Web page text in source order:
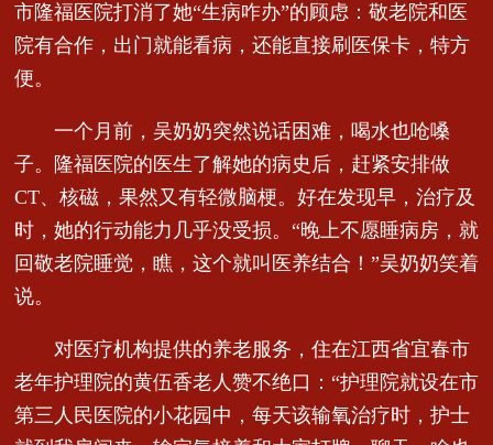
市隆福医院打消了她“生病咋办”的顾虑：敬老院和医
院有合作，出门就能看病，还能直接刷医保卡，特方
便。
一个月前，吴奶奶突然说话困难，喝水也呛嗓
子。隆福医院的医生了解她的病史后，赶紧安排做
CT、核磁，果然又有轻微脑梗。好在发现早，治疗及
时，她的行动能力几乎没受损。“晚上不愿睡病房，就
回敬老院睡觉，瞧，这个就叫医养结合！”吴奶奶笑着
说。
对医疗机构提供的养老服务，住在江西省宜春市
老年护理院的黄伍香老人赞不绝口：“护理院就设在市
第三人民医院的小花园中，每天该输氧治疗时，护士